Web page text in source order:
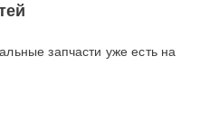
запчасти уже есть на